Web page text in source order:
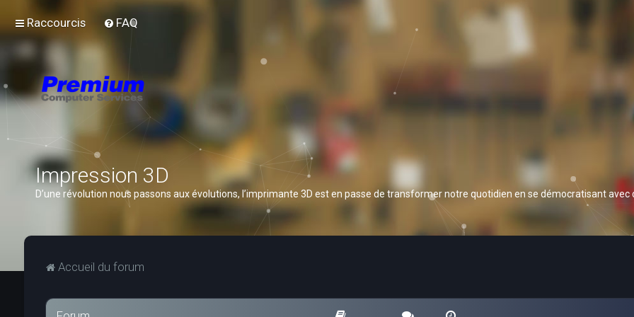
Raccourcis FAQ
Impression 3D
D’une révolution nous passons aux évolutions, l’imprimante 3D est en passe de transformer notre quotidien en se démocratisant
Accueil du forum